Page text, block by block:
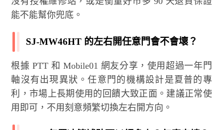
能不能幫你兜底。
SJ-MW46HT 的左右開任意門會不會壞？
根據 PTT 和 Mobile01 網友分享，使用超過一年門
軸沒有出現異狀。任意門的機構設計是夏普的專
利，市場上長期使用的回饋大致正面。建議正常使
用即可，不用刻意頻繁切換左右開方向。